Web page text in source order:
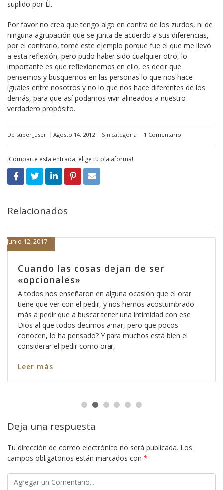
suplido por Él.
Por favor no crea que tengo algo en contra de los zurdos, ni de
ninguna agrupación que se junta de acuerdo a sus diferencias,
por el contrario, tomé este ejemplo porque fue el que me llevó
a esta reflexión, pero pudo haber sido cualquier otro, lo
importante es que reflexionemos en ello, es decir que
pensemos y busquemos en las personas lo que nos hace
iguales entre nosotros y no lo que nos hace diferentes de los
demás, para que así podamos vivir alineados a nuestro
verdadero propósito.
De super_user Agosto 14, 2012 Sin categoría 1 Comentario
¡Comparte esta entrada, elige tu plataforma!
Relacionados
Cuando las cosas dejan de ser
«opcionales»
Junio 12, 2017
A todos nos enseñaron en alguna ocasión que el orar
tiene que ver con el pedir, y nos hemos acostumbrado
más a pedir que a buscar tener una intimidad con ese
Dios al que todos decimos amar, pero que pocos
conocen, lo ha pensado? Y para muchos está bien el
considerar el pedir como orar,
Leer más
Deja una respuesta
Tu dirección de correo electrónico no será publicada. Los
campos obligatorios están marcados con *